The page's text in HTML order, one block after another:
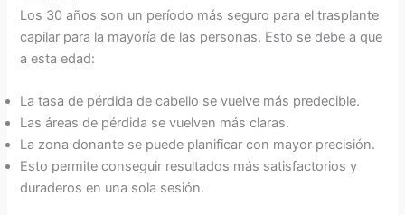
Los 30 años son un período más seguro para el trasplante
capilar para la mayoría de las personas. Esto se debe a que
a esta edad:
La tasa de pérdida de cabello se vuelve más predecible.
Las áreas de pérdida se vuelven más claras.
La zona donante se puede planificar con mayor precisión.
Esto permite conseguir resultados más satisfactorios y
duraderos en una sola sesión.